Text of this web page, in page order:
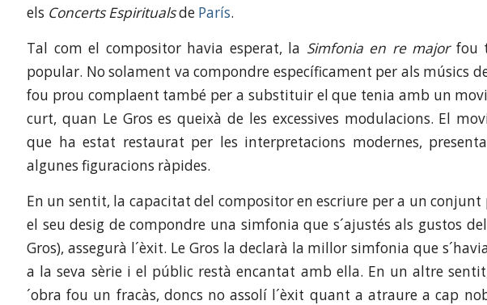
els Concerts Espiritualsde París.
Tal com el compositor havia esperat, la Simfonia en re majorfou
popular. No solament va compondre específicament per als músics
fou prou complaent també per a substituir el que tenia amb un
curt, quan Le Gros es queixà de les excessives modulacions. El
que ha estat restaurat per les interpretacions modernes,
algunes figuracions ràpides.
En un sentit, la capacitat del compositor en escriure per a un
el seu desig de compondre una simfonia que s´ajustés als gustos
Gros), assegurà l´èxit. Le Gros la declarà la millor simfonia que
a la seva sèrie i el públic restà encantat amb ella. En un altre
´obra fou un fracàs, doncs no assolí l´èxit quant a atraure a cap